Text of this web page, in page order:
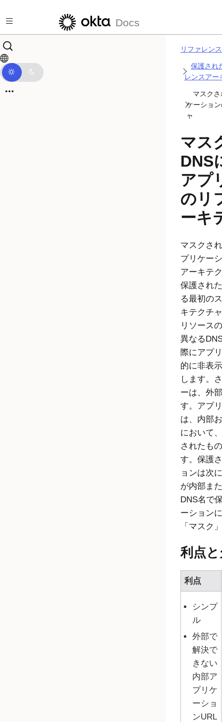
Docs
リファレン
保護され
レンスアー
マスク
ケーショ
ャ
マス
DNS
アプ
のリ
ーキ
マスクさ
プリケー
アーキテ
保護され
る最初の
キテクチ
リソース
異なる
際にアプ
的に非表
します。
ーは、外
す。アプ
は、内部
において、
されたも
す。保護
ョンは次
が内部ま
DNS名で
ーション
「マスク
利点
利点
シンプ
ル
外部で
解決で
きない
内部ア
プリケ
ーショ
ンURL